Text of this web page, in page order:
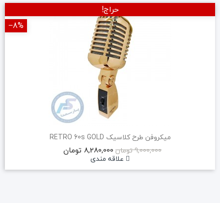
میکروفن طرح کلاسیک RETRO 60s GOLD
9,000,000 تومان
8,280,000 تومان
علاقه مندی
حراج!
‎−8%